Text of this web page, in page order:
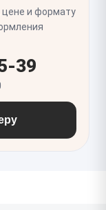
сразу
и формату
39